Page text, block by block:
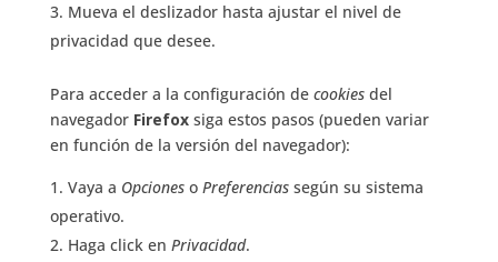
Mueva el deslizador hasta ajustar el nivel de
privacidad que desee.
Para acceder a la configuración de cookiesdel
navegador Firefoxsiga estos pasos (pueden variar
en función de la versión del navegador):
Vaya a Opcioneso Preferenciassegún su sistema
operativo.
Haga click en Privacidad.